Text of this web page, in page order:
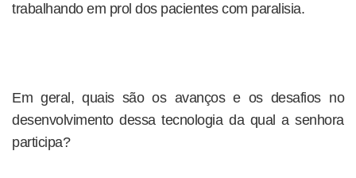
trabalhando em prol dos pacientes com paralisia.
Em geral, quais são os avanços e os desafios no
desenvolvimento dessa tecnologia da qual a senhora
participa?